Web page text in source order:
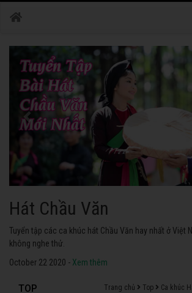
Hát Chầu Văn
Tuyển tập các ca khúc hát Chầu Văn hay nhất ở Việt
không nghe thử.
October 22 2020 - Xem thêm
TOP Trang chủ Top Ca khúc